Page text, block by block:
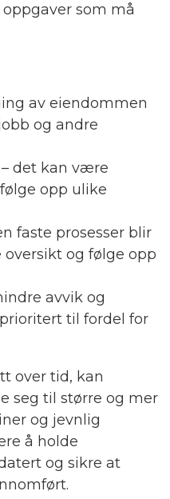
som må
av eiendommen
og andre
– det kan være
opp ulike
faste prosesser blir
og følge opp
avvik og
til fordel for
over tid, kan
seg til større og mer
og jevnlig
å holde
og sikre at